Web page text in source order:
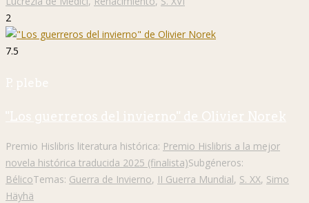
2
7.5
P. plebe
"Los guerreros del invierno" de Olivier Norek
Premio Hislibris literatura histórica: Premio Hislibris a la mejor
novela histórica traducida 2025 (finalista)Subgéneros:
BélicoTemas: Guerra de Invierno, II Guerra Mundial, S. XX, Simo
Häyhä